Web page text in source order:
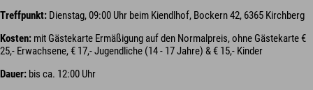
Treffpunkt: Dienstag, 09:00 Uhr beim Kiendlhof, Bockern 42, 6365 Kirchberg
Kosten: mit Gästekarte Ermäßigung auf den Normalpreis, ohne Gästekarte €
25,- Erwachsene, € 17,- Jugendliche (14 - 17 Jahre) & € 15,- Kinder
Dauer: bis ca. 12:00 Uhr